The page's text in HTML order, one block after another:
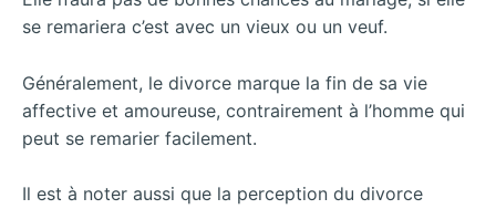
se remariera c’est avec un vieux ou un veuf.
Généralement, le divorce marque la fin de sa vie
affective et amoureuse, contrairement à l’homme qui
peut se remarier facilement.
Il est à noter aussi que la perception du divorce